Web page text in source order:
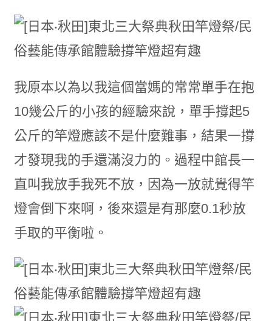
我原本以為以我這個當媽的常常單手在抱
10幾公斤的小孩的經驗來說，單手撐起5
公斤的竿燈應該不是什麼難事，結果一撐
才發現我的手還滿沒力的。過程中館長一
直叫我放手我死不放，因為一放就覺得竿
燈會倒下來啊，後來還是有那麼0.1秒放
手取的平衡啦。